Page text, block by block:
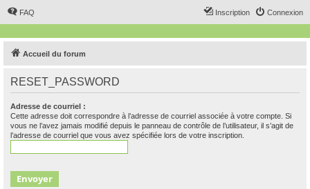
FAQ Connexion
Inscription
Accueil du forum
RESET_PASSWORD
Adresse de courriel :
Cette adresse doit correspondre à l’adresse de courriel associée à votre compte. Si
vous ne l’avez jamais modifié depuis le panneau de contrôle de l’utilisateur, il s’agit de
l’adresse de courriel que vous avez spécifiée lors de votre inscription.